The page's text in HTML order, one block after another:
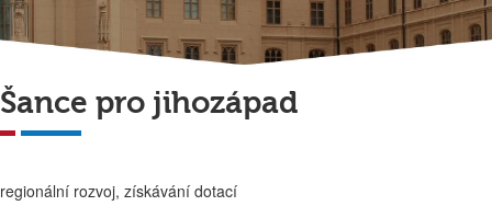
Šance pro jihozápad
regionální rozvoj, získávání dotací